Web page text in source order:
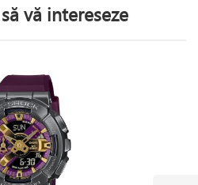
vă intereseze